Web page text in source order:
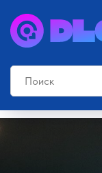
Главная
Идеальный